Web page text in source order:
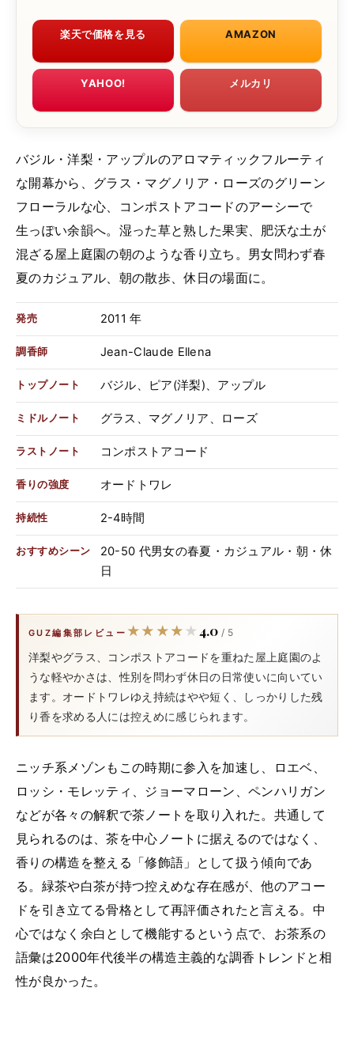
楽天で価格を見る AMAZON
YAHOO! メルカリ
バジル・洋梨・アップルのアロマティックフルーティ
な開幕から、グラス・マグノリア・ローズのグリーン
フローラルな心、コンポストアコードのアーシーで
生っぽい余韻へ。湿った草と熟した果実、肥沃な土が
混ざる屋上庭園の朝のような香り立ち。男女問わず春
夏のカジュアル、朝の散歩、休日の場面に。
発売 2011 年
調香師 Jean-Claude Ellena
トップノート バジル、ピア(洋梨)、アップル
ミドルノート グラス、マグノリア、ローズ
ラストノート コンポストアコード
香りの強度 オードトワレ
持続性 2-4時間
おすすめシーン
20-50 代男女の春夏・カジュアル・朝・休
日
GUZ編集部レビュー ★★★★★
★★★★★ 4.0 / 5
洋梨やグラス、コンポストアコードを重ねた屋上庭園のよ
うな軽やかさは、性別を問わず休日の日常使いに向いてい
ます。オードトワレゆえ持続はやや短く、しっかりした残
り香を求める人には控えめに感じられます。
ニッチ系メゾンもこの時期に参入を加速し、ロエベ、
ロッシ・モレッティ、ジョーマローン、ペンハリガン
などが各々の解釈で茶ノートを取り入れた。共通して
見られるのは、茶を中心ノートに据えるのではなく、
香りの構造を整える「修飾語」として扱う傾向であ
る。緑茶や白茶が持つ控えめな存在感が、他のアコー
ドを引き立てる骨格として再評価されたと言える。中
心ではなく余白として機能するという点で、お茶系の
語彙は2000年代後半の構造主義的な調香トレンドと相
性が良かった。